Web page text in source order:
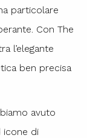
particolare
Con The
l’elegante
ben precisa
avuto
icone di